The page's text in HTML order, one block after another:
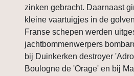
zinken gebracht. Daarnaast
kleine vaartuigjes in de
Franse schepen werden
jachtbommenwerpers
bij Duinkerken destroyer
Boulogne de 'Orage' en bij